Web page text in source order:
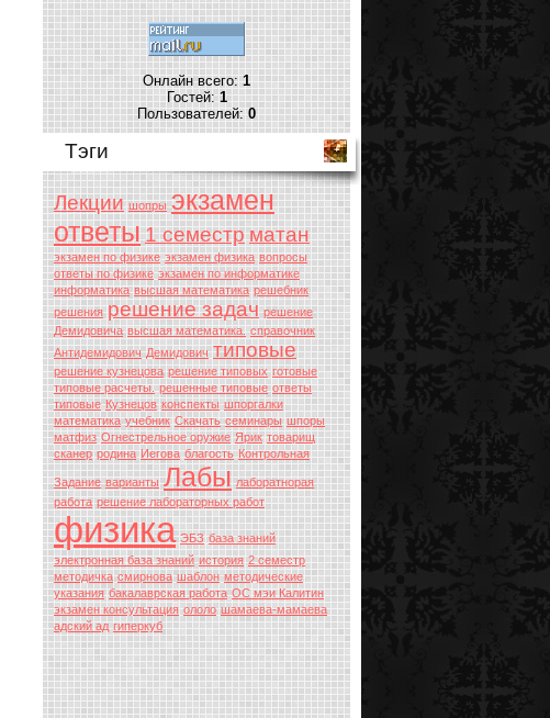
Онлайн всего:1
Гостей:1
Пользователей:0
Тэги
Лекции шопры экзамен
ответы 1 семестрматан
экзамен по физике экзамен физика вопросы
ответы по физике экзамен по информатике
информатика высшая математика решебник
решения решение задач решение
Демидовича высшая математика. справочник
Антидемидович Демидович типовые
решение кузнецова решение типовых готовые
типовые расчеты. решенные типовые ответы
типовые Кузнецов конспекты шпоргалки
математика учебник Скачать семинары шпоры
матфиз Огнестрельное оружие Ярик товарищ
сканер родина Иегова благость Контрольная
Задание варианты Лабы лаборатнорая
работа решение лабораторных работ
физика ЭБЗ база знаний
электронная база знаний история 2 семестр
методичка смирнова шаблон методические
указания бакалаврская работа ОС мэи Калитин
экзамен консультация ололо шамаева-мамаева
адский ад гиперкуб